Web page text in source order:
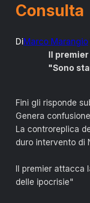
Consulta
DiMarco Marangio
Il
"Sono
Fini gli risponde
Genera
La controreplica
duro intervento di
Il premier
delle ipocrisie"